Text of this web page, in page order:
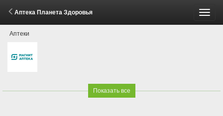
Аптека Планета Здоровья
Аптеки
Показать все